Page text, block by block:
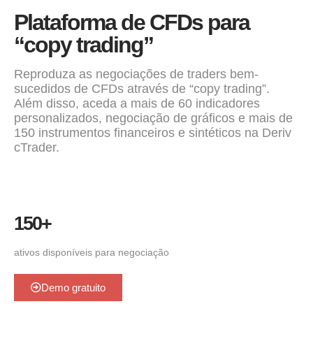
Plataforma de CFDs para
“copy trading”
Reproduza as negociações de traders bem-
sucedidos de CFDs através de “copy trading”.
Além disso, aceda a mais de 60 indicadores
personalizados, negociação de gráficos e mais de
150 instrumentos financeiros e sintéticos na Deriv
cTrader.
150+
ativos disponíveis para negociação
Demo gratuito